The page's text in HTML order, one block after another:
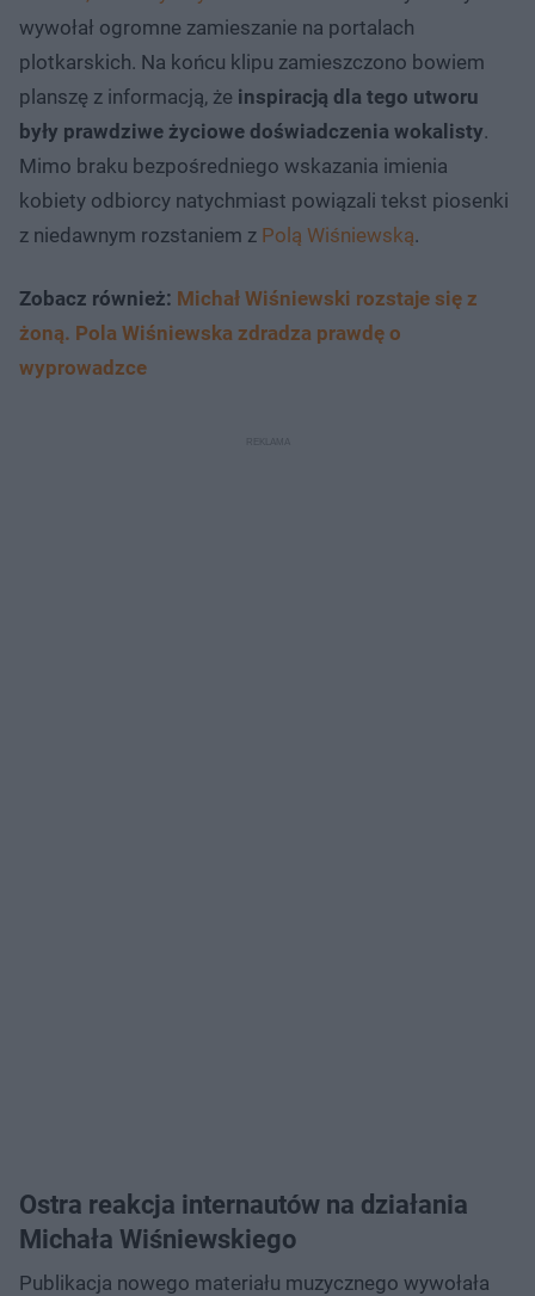
wywołał ogromne zamieszanie na portalach
plotkarskich. Na końcu klipu zamieszczono bowiem
planszę z informacją, że inspiracją dla tego utworu
były prawdziwe życiowe doświadczenia wokalisty.
Mimo braku bezpośredniego wskazania imienia
kobiety odbiorcy natychmiast powiązali tekst piosenki
z niedawnym rozstaniem z Polą Wiśniewską.
Zobacz również: Michał Wiśniewski rozstaje się z
żoną. Pola Wiśniewska zdradza prawdę o
wyprowadzce
Ostra reakcja internautów na działania
Michała Wiśniewskiego
Publikacja nowego materiału muzycznego wywołała